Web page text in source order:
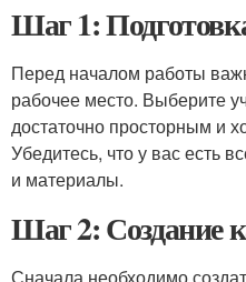
Шаг 1:
Перед началом работы
рабочее место. Выберите
достаточно просторным и
Убедитесь, что у вас есть
и материалы.
Шаг 2: Создание